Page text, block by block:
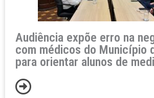
Audiência expõe erro na
com médicos do Município
para orientar alunos de